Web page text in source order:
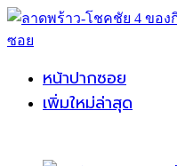
หน้าปากซอย
เพิ่มใหม่ล่าสุด